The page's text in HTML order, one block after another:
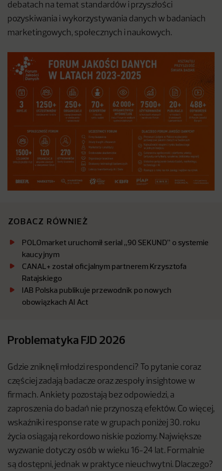
debatach na temat standardów i przyszłości
pozyskiwania i wykorzystywania danych w badaniach
marketingowych, społecznych i naukowych.
ZOBACZ RÓWNIEŻ
POLOmarket uruchomił serial „90 SEKUND” o systemie
kaucyjnym
CANAL+ został oficjalnym partnerem Krzysztofa
Ratajskiego
IAB Polska publikuje przewodnik po nowych
obowiązkach AI Act
Problematyka FJD 2026
Gdzie zniknęli młodzi respondenci? To pytanie coraz
częściej zadają badacze oraz zespoły insightowe w
firmach. Ankiety pozostają bez odpowiedzi, a
zaproszenia do badań nie przynoszą efektów. Co więcej,
wskaźniki response rate w grupach poniżej 30. roku
życia osiągają rekordowo niskie poziomy. Największe
wyzwanie dotyczy osób w wieku 16-24 lat. Formalnie
są dostępni, jednak w praktyce nieuchwytni. Dlaczego?